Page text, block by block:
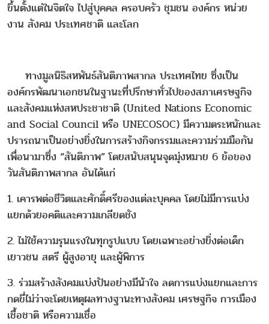
ขึ้นตั้งแต่ในจิตใจ ไปสู่บุคคล ครอบครัว ชุมชน องค์กร หน่วย
งาน สังคม ประเทศชาติ และโลก
ทางมูลนิธิสหพันธ์สันติภาพสากล ประเทศไทย ซึ่งเป็น
องค์กรพัฒนาเอกชนในฐานะที่ปรึกษาทั่วไปของสภาเศรษฐกิจ
และสังคมแห่งสหประชาชาติ (United Nations Economic
and Social Council หรือ UNECOSOC) มีความตระหนักและ
ปรารถนาเป็นอย่างยิ่งในการสร้างกิจกรรมและความร่วมมือกัน
เพื่อนามาซึ่ง “สันติภาพ” โดยสนับสนุนจุดมุ่งหมาย 6 ข้อของ
วันสันติภาพสากล อันได้แก่
1. เคารพต่อชีวิตและศักดิ์ศรีของแต่ละบุคคล โดยไม่มีการแบ่ง
แยกด้วยอคติและความเกลียดชัง
2. ไม่ใช้ความรุนแรงในทุกรูปแบบ โดยเฉพาะอย่างยิ่งต่อเด็ก
เยาวชน สตรี ผู้สูงอายุ และผู้พิการ
3. ร่วมสร้างสังคมแบ่งปันอย่างมีน้าใจ ลดการแบ่งแยกและการ
กดขี่ไม่ว่าจะโดยเหตุผลทางฐานะทางสังคม เศรษฐกิจ การเมือง
เชื้อชาติ หรือความเชื่อ